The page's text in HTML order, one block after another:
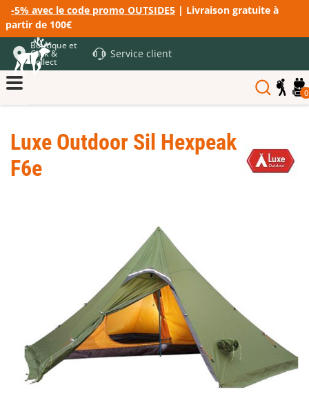
-5% avec le code promo OUTSIDE5 | Livraison gratuite à
partir de 100€
Boutique et
Click &
Collect
Service client
0
Luxe Outdoor Sil Hexpeak
F6e